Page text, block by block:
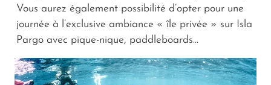
Vous aurez également possibilité d’opter pour une
journée à l’exclusive ambiance « île privée » sur Isla
Pargo avec pique-nique, paddleboards…